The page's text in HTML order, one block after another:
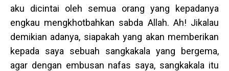
aku dicintai oleh semua orang yang kepadanya
engkau mengkhotbahkan sabda Allah. Ah! Jikalau
demikian adanya, siapakah yang akan memberikan
kepada saya sebuah sangkakala yang bergema,
agar dengan embusan nafas saya, sangkakala itu